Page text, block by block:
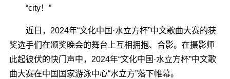
“city！”
近日，2024年“文化中国·水立方杯”中文歌曲大赛的获
奖选手们在颁奖晚会的舞台上互相拥抱、合影。在摄影师
此起彼伏的快门声中，2024年“文化中国·水立方杯”中文歌
曲大赛在中国国家游泳中心“水立方”落下帷幕。